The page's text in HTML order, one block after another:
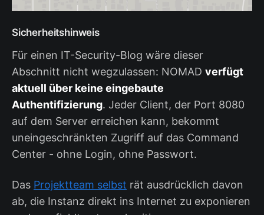
Sicherheitshinweis
Für einen IT-Security-Blog wäre dieser
Abschnitt nicht wegzulassen: NOMAD verfügt
aktuell über keine eingebaute
Authentifizierung. Jeder Client, der Port 8080
auf dem Server erreichen kann, bekommt
uneingeschränkten Zugriff auf das Command
Center - ohne Login, ohne Passwort.
Das Projektteam selbst rät ausdrücklich davon
ab, die Instanz direkt ins Internet zu exponieren